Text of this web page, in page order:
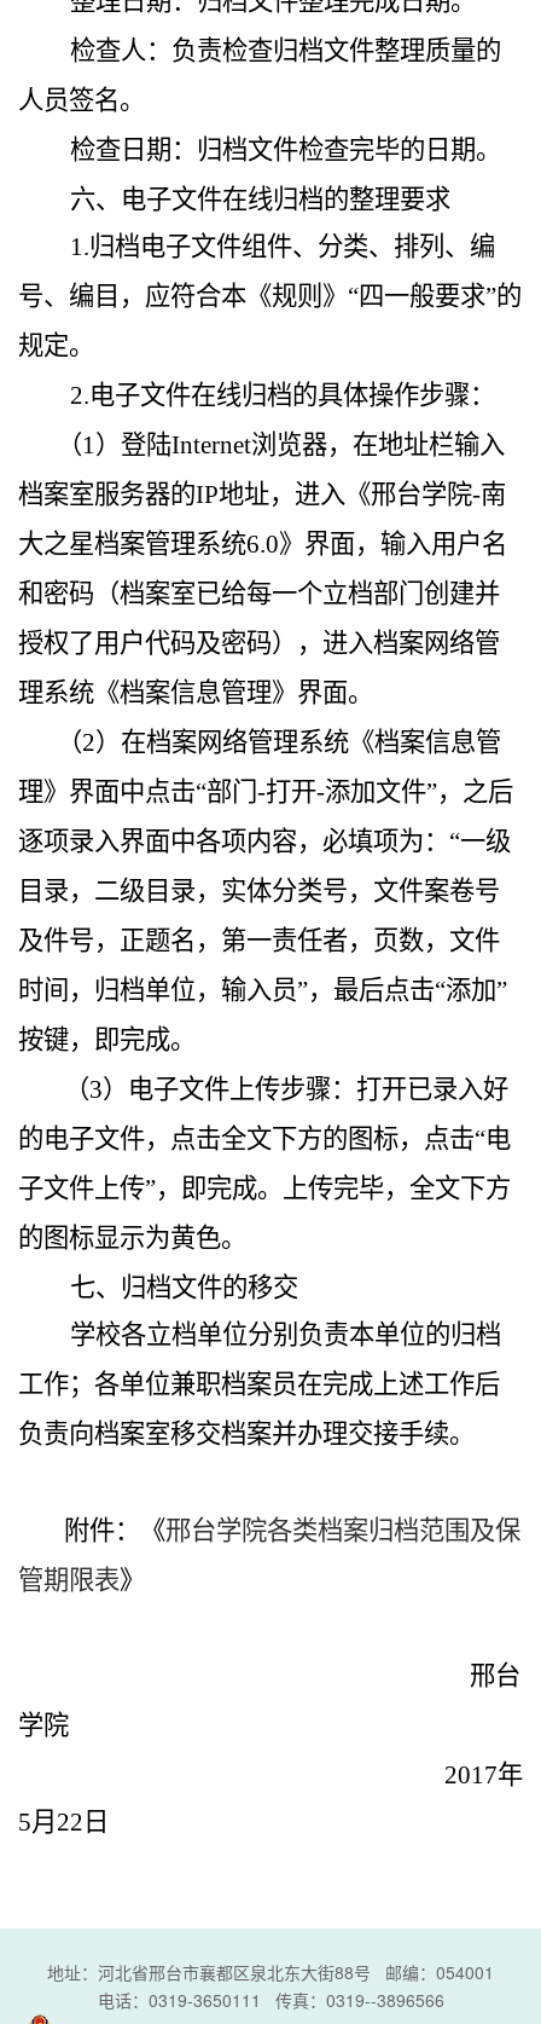
检查人：负责检查归档文件整理质量的
人员签名。
检查日期：归档文件检查完毕的日期。
六、电子文件在线归档的整理要求
1.归档电子文件组件、分类、排列、编
号、编目，应符合本《规则》“四一般要求”的
规定。
2.电子文件在线归档的具体操作步骤：
（1）登陆Internet浏览器，在地址栏输入
档案室服务器的IP地址，进入《邢台学院-南
大之星档案管理系统6.0》界面，输入用户名
和密码（档案室已给每一个立档部门创建并
授权了用户代码及密码），进入档案网络管
理系统《档案信息管理》界面。
（2）在档案网络管理系统《档案信息管
理》界面中点击“部门-打开-添加文件”，之后
逐项录入界面中各项内容，必填项为：“一级
目录，二级目录，实体分类号，文件案卷号
及件号，正题名，第一责任者，页数，文件
时间，归档单位，输入员”，最后点击“添加”
按键，即完成。
（3）电子文件上传步骤：打开已录入好
的电子文件，点击全文下方的图标，点击“电
子文件上传”，即完成。上传完毕，全文下方
的图标显示为黄色。
七、归档文件的移交
学校各立档单位分别负责本单位的归档
工作；各单位兼职档案员在完成上述工作后
负责向档案室移交档案并办理交接手续。
附件：《邢台学院各类档案归档范围及保
管期限表》
邢台
学院
2017年
5月22日
地址：河北省邢台市襄都区泉北东大街88号 邮编：054001
电话：0319-3650111 传真：0319--3896566